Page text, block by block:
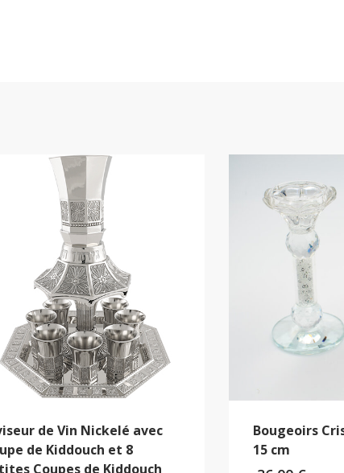
de Vin Nickelé avec
de Kiddouch et 8
Coupes de Kiddouch
Bougeoirs
15 cm